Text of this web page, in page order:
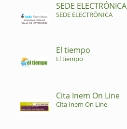
SEDE ELECTRÓNICA
SEDE ELECTRÓNICA
El tiempo
El tiempo
Cita Inem On Line
Cita Inem On Line